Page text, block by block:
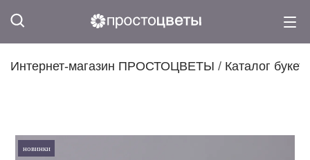
Интернет-магазин ПРОСТОЦВЕТЫ / Каталог
новинки